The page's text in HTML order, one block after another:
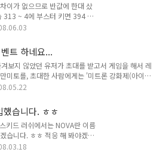
이가 없으므로 반값에 한대 샀
313 ~ 4에 부스터 키면 394 정
나와야 할 텐데요 ㅎㅎ 실제
는 디자인 맘에드는 스피라를
트 하네요...
보지 않았던 유저가 초대를 받고서 게임을 해서 레
미토를, 초대한 사람에게는 '미트론 강화제(아이
존 스키드 유저로서 여기 저기 초대 url 을 뿌리고
exfriend/skidrush.nhn?
skidrush.nhn?
skidrush.nhn?cardid=121144369..
습니다. ㅎㅎ
키드 러쉬에서는 NOVA란 이름
습니다. ㅎㅎ 적응 해 봐야겠죠
타리 엔진을 쓴다고 해서 게